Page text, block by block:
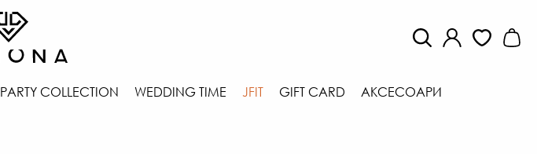
PARTY COLLECTION WEDDING TIME JFIT GIFT CARD АКСЕСОАРИ